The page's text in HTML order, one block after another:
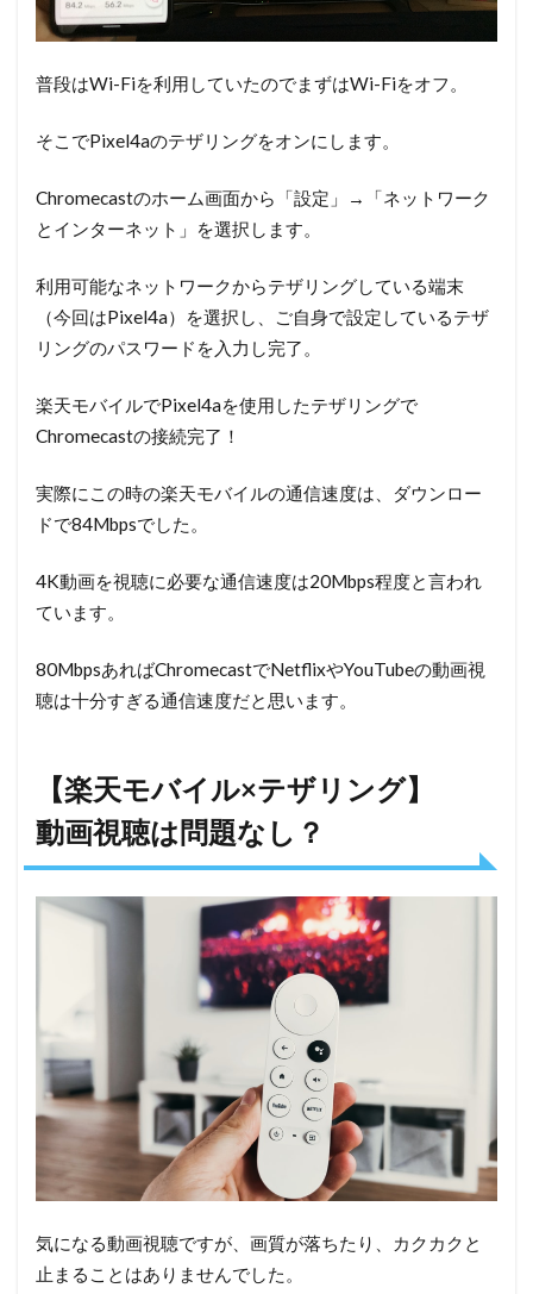
なの
は通
信速
5
【まと
ングで
Chromecast
能！
普段はWi-Fiを利用していたのでまずはWi-Fiをオフ。
そこでPixel4aのテザリングをオンにします。
Chromecastのホーム画面から「設定」→「ネットワーク
とインターネット」を選択します。
利用可能なネットワークからテザリングしている端末
（今回はPixel4a）を選択し、ご自身で設定しているテザ
リングのパスワードを入力し完了。
楽天モバイルでPixel4aを使用したテザリングで
Chromecastの接続完了！
実際にこの時の楽天モバイルの通信速度は、ダウンロー
ドで84Mbpsでした。
4K動画を視聴に必要な通信速度は20Mbps程度と言われ
ています。
80MbpsあればChromecastでNetflixやYouTubeの動画視
聴は十分すぎる通信速度だと思います。
【楽天モバイル×テザリング】
動画視聴は問題なし？
気になる動画視聴ですが、画質が落ちたり、カクカクと
止まることはありませんでした。